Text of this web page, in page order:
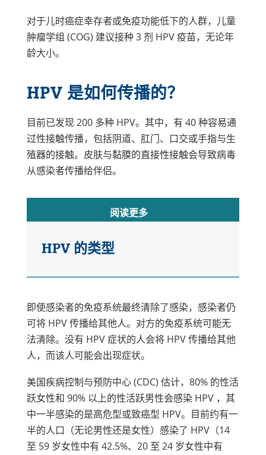
对于儿时癌症幸存者或免疫功能低下的人群，儿童
肿瘤学组 (COG) 建议接种 3 剂 HPV 疫苗，无论年
龄大小。
HPV 是如何传播的？
目前已发现 200 多种 HPV。其中，有 40 种容易通
过性接触传播，包括阴道、肛门、口交或手指与生
殖器的接触。皮肤与黏膜的直接性接触会导致病毒
从感染者传播给伴侣。
阅读更多
HPV 的类型
HPV 有两种类型：
高危型 HPV：这些类型可能
致癌。HPV 16 型和 18 型导
致一半以上的宫颈癌、肛门
癌、口腔癌、喉癌和阴道
和 58 型导致女性癌症增加
14%，男性癌症增加 4%。
HPV 疫苗涵盖以上所有类
型。
低危型 HPV：这些类型不会致癌。它
即使感染者的免疫系统最终清除了感染，感染者仍
可将 HPV 传播给其他人。对方的免疫系统可能无
法清除。没有 HPV 症状的人会将 HPV 传播给其他
人，而该人可能会出现症状。
美国疾病控制与预防中心 (CDC) 估计，80% 的性活
跃女性和 90% 以上的性活跃男性会感染 HPV ，其
中一半感染的是高危型或致癌型 HPV。目前约有一
半的人口（无论男性还是女性）感染了 HPV（14
至 59 岁女性中有 42.5%、20 至 24 岁女性中有